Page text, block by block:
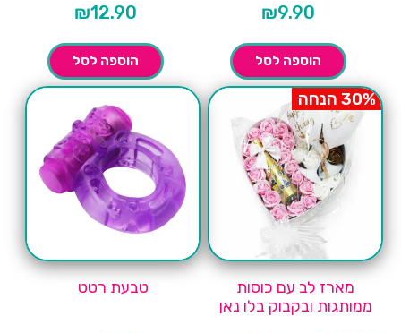
₪9.90
הוספה לסל
₪12.90
הוספה לסל
30% הנחה
מארז לב עם כוסות
ממותגות ובקבוק בלו נאן
טבעת רטט